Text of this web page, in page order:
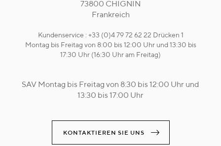
73800 CHIGNIN
Frankreich
Kundenservice : +33 (0)4 79 72 62 22 Drücken 1
Montag bis Freitag von 8:00 bis 12:00 Uhr und 13:30 bis
17:30 Uhr (16:30 Uhr am Freitag)
SAV Montag bis Freitag von 8:30 bis 12:00 Uhr und
13:30 bis 17:00 Uhr
KONTAKTIEREN SIE UNS